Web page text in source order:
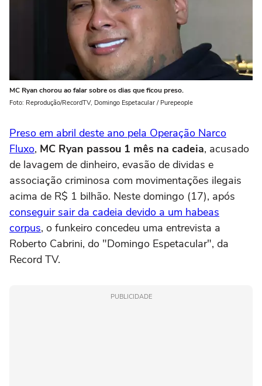
MC Ryan chorou ao falar sobre os dias que ficou preso.
Foto: Reprodução/RecordTV, Domingo Espetacular / Purepeople
Preso em abril deste ano pela Operação Narco
Fluxo, MC Ryan passou 1 mês na cadeia, acusado
de lavagem de dinheiro, evasão de dividas e
associação criminosa com movimentações ilegais
acima de R$ 1 bilhão. Neste domingo (17), após
conseguir sair da cadeia devido a um habeas
corpus, o funkeiro concedeu uma entrevista a
Roberto Cabrini, do "Domingo Espetacular", da
Record TV.
PUBLICIDADE